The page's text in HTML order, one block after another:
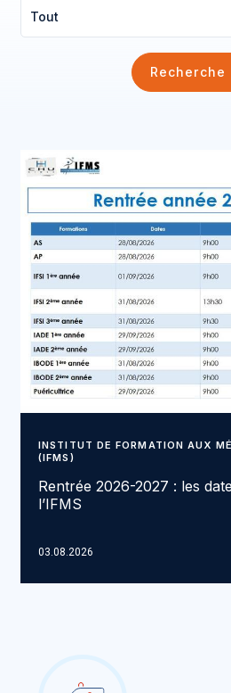
Tout
Recherche
INSTITUT DE FORMATION AUX
(IFMS)
Rentrée 2026-2027 : les
l’IFMS
03.08.2026